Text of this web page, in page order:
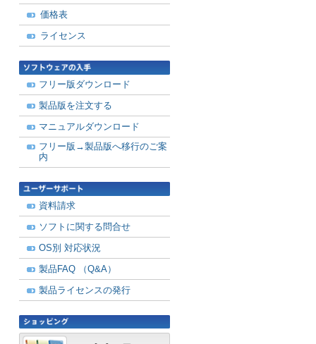
価格表
ライセンス
フリー版ダウンロード
製品版を注文する
マニュアルダウンロード
フリー版→製品版へ移行のご案
内
資料請求
ソフトに関する問合せ
OS別 対応状況
製品FAQ （Q&A）
製品ライセンスの発行